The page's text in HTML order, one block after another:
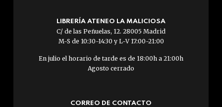
LIBRERÍA ATENEO LA MALICIOSA
C/ de las Peñuelas, 12. 28005 Madrid
M-S de 10:30-14:30 y L-V 17:00-21:00
En julio el horario de tarde es de 18:00h a 21:00h
Agosto cerrado
CORREO DE CONTACTO